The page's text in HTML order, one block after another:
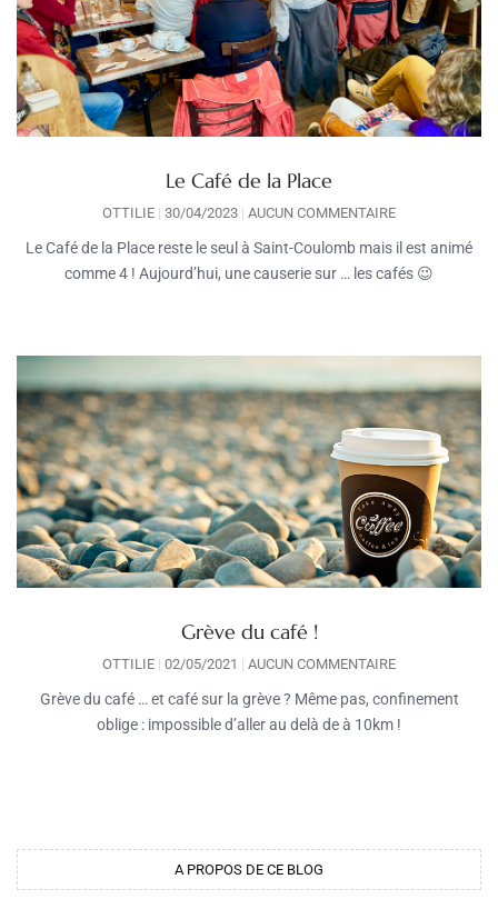
Le Café de la Place
OTTILIE 30/04/2023 AUCUN COMMENTAIRE
Le Café de la Place reste le seul à Saint-Coulomb mais il est animé
comme 4 ! Aujourd’hui, une causerie sur … les cafés 😉
Grève du café !
OTTILIE 02/05/2021 AUCUN COMMENTAIRE
Grève du café … et café sur la grève ? Même pas, confinement
oblige : impossible d’aller au delà de à 10km !
A PROPOS DE CE BLOG